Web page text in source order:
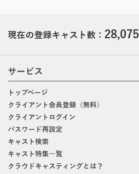
現在の登録キャスト数： 28,075
サービス
トップページ
クライアント会員登録（無料）
クライアントログイン
パスワード再設定
キャスト検索
キャスト特集一覧
クラウドキャスティングとは？